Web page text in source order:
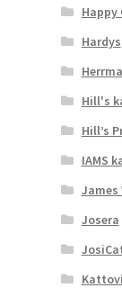
Happy
Hardys
Hill's
Hill’s
IAMS
James
Josera